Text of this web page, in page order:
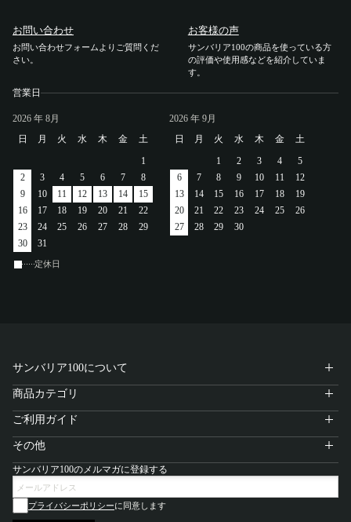
修理 ・保証
ギフト用ラッピング
よくあるご質問・お問い合わせ
アカウント
ログイン / 新規登録
お問い合わせ
お問い合わせフォームよりご質問くだ
さい。
お客様の声
サンバリア100の商品を使っている方
の評価や使用感などを紹介していま
す。
営業日
2026 年 8月
日
月 火 水 木 金
土
1
2
3 4 5 6 7
8
9
10 11 12 13 14
15
16
17 18 19 20 21
22
23
24 25 26 27 28
29
30
31
2026 年 9月
日
月 火 水 木 金
土
1
2 3 4
5
6
7 8 9 10 11
12
13
14 15 16 17 18
19
20
21 22 23 24 25
26
27
28 29 30
定休日
サンバリア100について
商品カテゴリ
ご利用ガイド
その他
サンバリア100のメルマガに登録する
プライバシーポリシーに同意します